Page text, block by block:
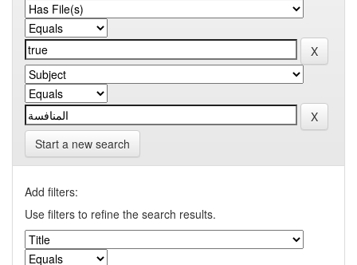
Start a new search
Add filters:
Use filters to refine the search results.